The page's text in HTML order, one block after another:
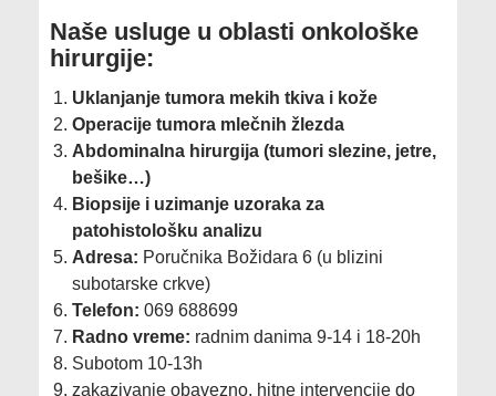
​Naše usluge u oblasti onkološke
hirurgije:
Uklanjanje tumora mekih tkiva i kože
Operacije tumora mlečnih žlezda
Abdominalna hirurgija (tumori slezine, jetre,
bešike…)
Biopsije i uzimanje uzoraka za
patohistološku analizu
Adresa: Poručnika Božidara 6 (u blizini
subotarske crkve)
Telefon: 069 688699
Radno vreme: radnim danima 9-14 i 18-20h
Subotom 10-13h
zakazivanje obavezno, hitne intervencije do